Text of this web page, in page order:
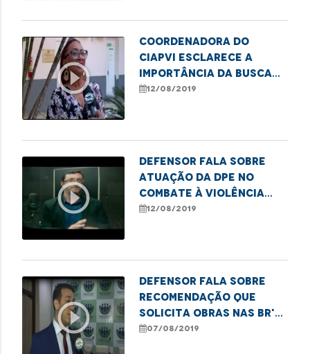
play_circle_outline
Coordenadora do
CIAPVI esclarece a
importância da busca
imediata de idosos
12/08/2019
play_circle_outline
Defensor fala sobre
atuação da DPE no
combate à violência
contra crianças e
12/08/2019
play_circle_outline
Defensor fala sobre
recomendação que
solicita obras nas BR's
135 e 222
07/08/2019